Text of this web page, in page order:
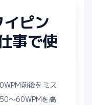
ピン
事で使
前後をミス
〜60WPMを高